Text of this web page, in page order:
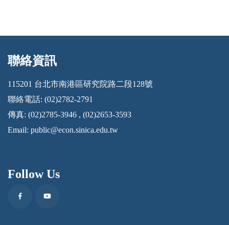
:::
聯絡資訊
115201 台北市南港區研究院路二段128號
聯絡電話: (02)2782-2791
傳真: (02)2785-3946 , (02)2653-3593
Email: public@econ.sinica.edu.tw
Follow Us
FacebookYoutube